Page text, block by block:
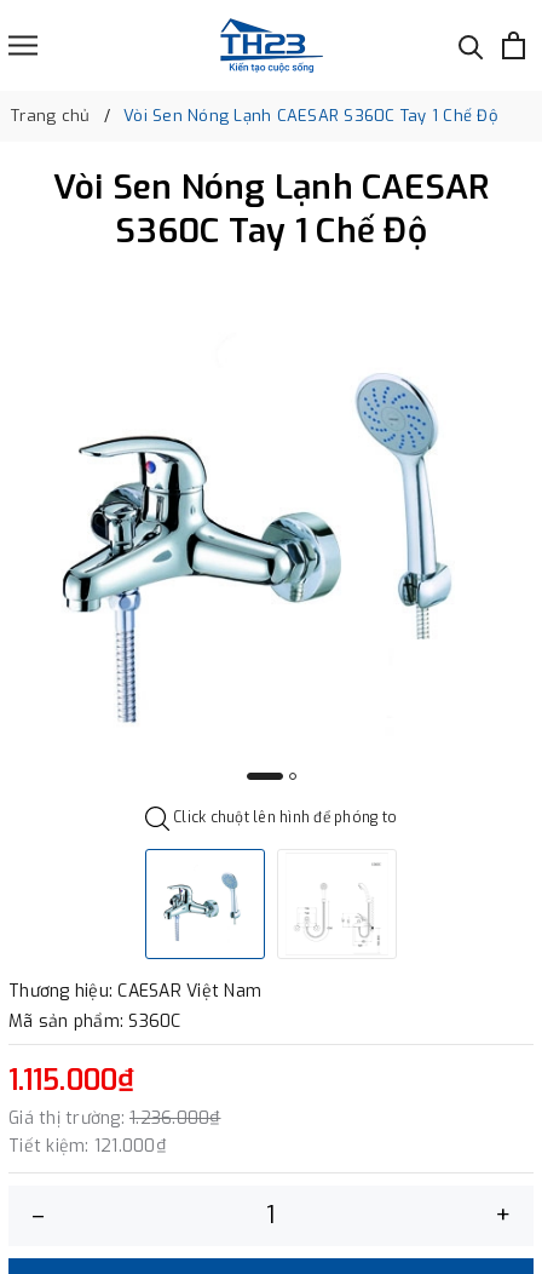
Trang chủ Vòi Sen Nóng Lạnh CAESAR S360C Tay 1 Chế Độ
Vòi Sen Nóng Lạnh CAESAR
S360C Tay 1 Chế Độ
Click chuột lên hình để phóng to
Thương hiệu: CAESAR Việt Nam
Mã sản phẩm: S360C
1.115.000₫
Giá thị trường: 1.236.000₫
Tiết kiệm: 121.000₫
– +